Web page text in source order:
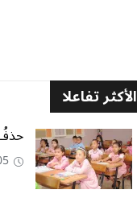
الأكثر تفاعلا
حذفُ